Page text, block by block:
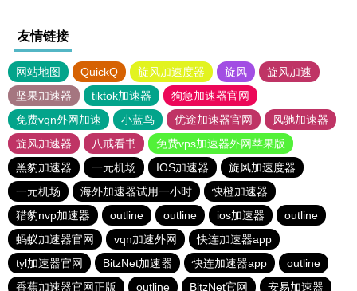
友情链接
网站地图 QuickQ 旋风加速度器 旋风
旋风加速
坚果加速器
tiktok加速器
狗急加速器官网
免费vqn外网加速
小蓝鸟 优途加速器官网
风驰加速器
旋风加速器
八戒看书
免费vps加速器外网苹果版
黑豹加速器
一元机场 IOS加速器
旋风加速度器
一元机场
海外加速器试用一小时
快橙加速器
猎豹nvp加速器
outline outline ios加速器
outline
蚂蚁加速器官网
vqn加速外网
快连加速器app
tyl加速器官网
BitzNet加速器 快连加速器app
outline
香蕉加速器官网正版
outline BitzNet官网 安易加速器